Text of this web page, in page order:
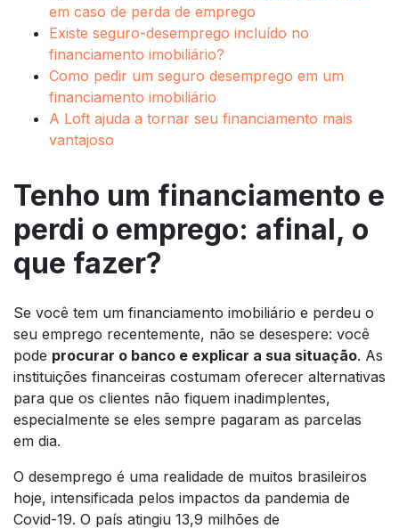
em caso de perda de emprego
Existe seguro-desemprego incluído no
financiamento imobiliário?
Como pedir um seguro desemprego em um
financiamento imobiliário
A Loft ajuda a tornar seu financiamento mais
vantajoso
Tenho um financiamento e
perdi o emprego: afinal, o
que fazer?
Se você tem um financiamento imobiliário e perdeu o
seu emprego recentemente, não se desespere: você
pode procurar o banco e explicar a sua situação. As
instituições financeiras costumam oferecer alternativas
para que os clientes não fiquem inadimplentes,
especialmente se eles sempre pagaram as parcelas
em dia.
O desemprego é uma realidade de muitos brasileiros
hoje, intensificada pelos impactos da pandemia de
Covid-19. O país atingiu 13,9 milhões de